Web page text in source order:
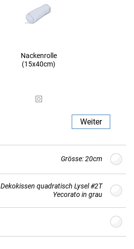
Nackenrolle
(15x40cm)
Weiter
Grösse: 20cm
(min. 20cm - max.
Dekokissen quadratisch Lysel #2T
Yecorato in grau